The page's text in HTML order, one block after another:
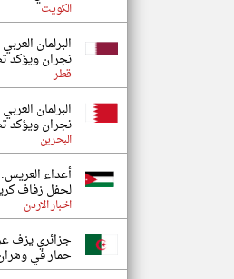
الكويت
البرلمان
نجران ويؤكد
قطر
البرلمان
نجران ويؤكد
البحرين
لحفل زفاف
اخبار الاردن
جزائري يزف
حمار في